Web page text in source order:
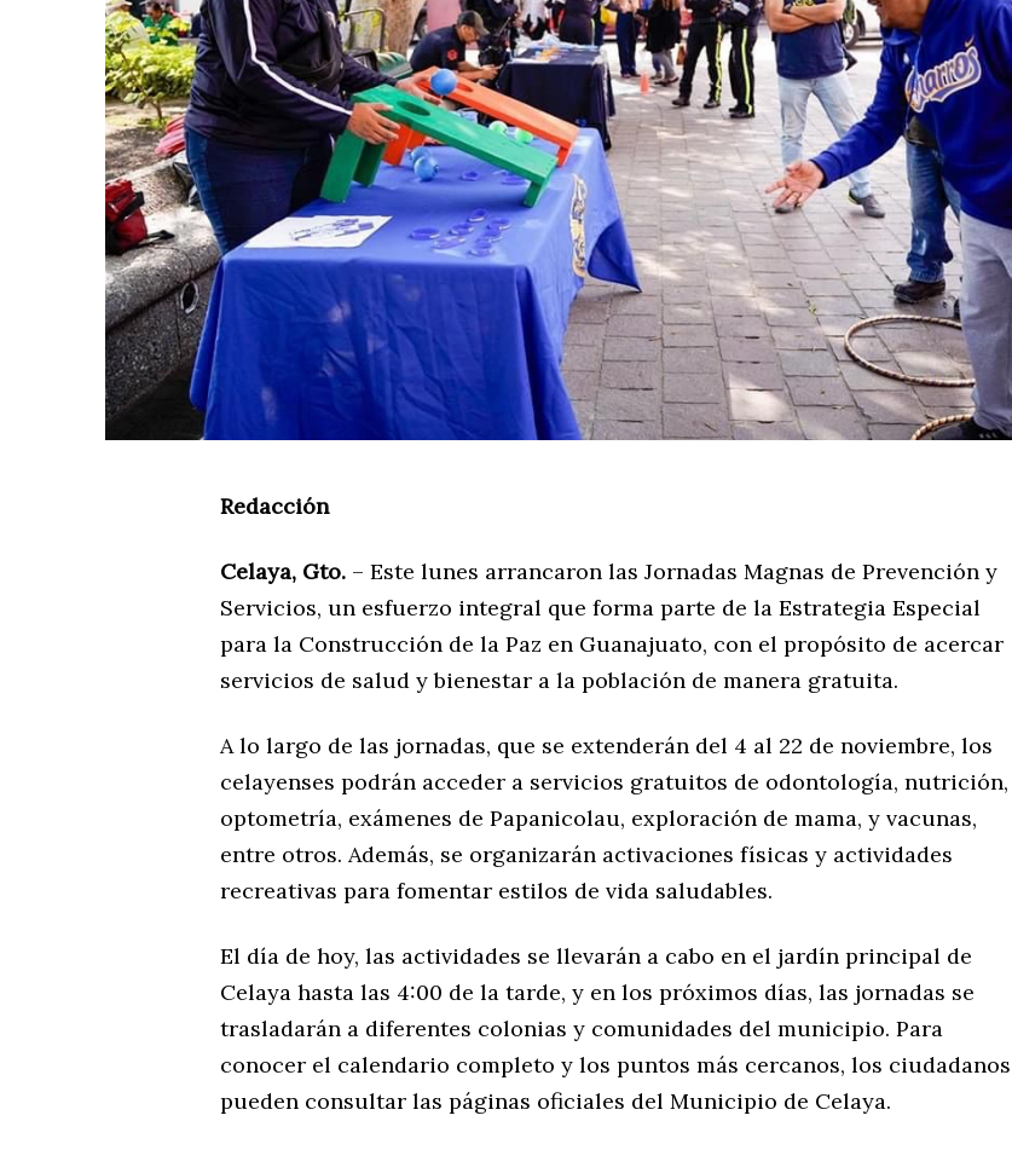
Redacción
Celaya, Gto. – Este lunes arrancaron las Jornadas Magnas de Prevención y
Servicios, un esfuerzo integral que forma parte de la Estrategia Especial
para la Construcción de la Paz en Guanajuato, con el propósito de acercar
servicios de salud y bienestar a la población de manera gratuita.
A lo largo de las jornadas, que se extenderán del 4 al 22 de noviembre, los
celayenses podrán acceder a servicios gratuitos de odontología, nutrición,
optometría, exámenes de Papanicolau, exploración de mama, y vacunas,
entre otros. Además, se organizarán activaciones físicas y actividades
recreativas para fomentar estilos de vida saludables.
El día de hoy, las actividades se llevarán a cabo en el jardín principal de
Celaya hasta las 4:00 de la tarde, y en los próximos días, las jornadas se
trasladarán a diferentes colonias y comunidades del municipio. Para
conocer el calendario completo y los puntos más cercanos, los ciudadanos
pueden consultar las páginas oficiales del Municipio de Celaya.